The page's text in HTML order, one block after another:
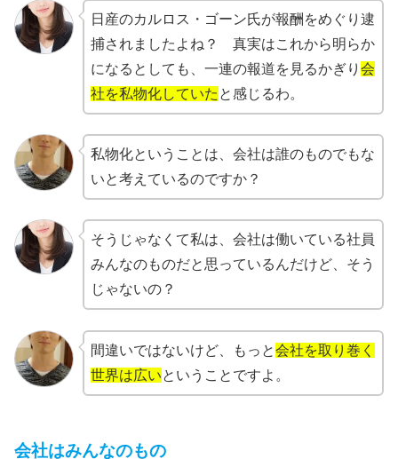
日産のカルロス・ゴーン氏が報酬をめぐり逮
捕されましたよね？ 真実はこれから明らか
になるとしても、一連の報道を見るかぎり 会
社を私物化していた と感じるわ。
私物化ということは、会社は誰のものでもな
いと考えているのですか？
そうじゃなくて私は、会社は働いている社員
みんなのものだと思っているんだけど、そう
じゃないの？
間違いではないけど、もっと会社を取り巻く
世界は広いということですよ。
会社はみんなのもの